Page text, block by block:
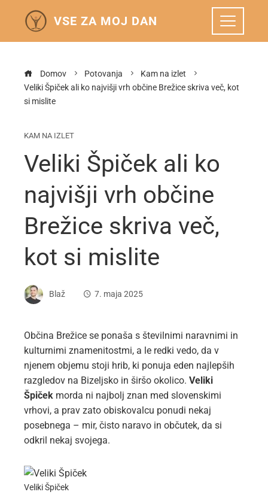
VSE ZA MOJ DAN
Domov Potovanja
Kam na izlet
Veliki Špiček ali ko najvišji vrh občine Brežice skriva več, kot
si mislite
KAM NA IZLET
Veliki Špiček ali ko
najvišji vrh občine
Brežice skriva več,
kot si mislite
Blaž 7. maja 2025
Občina Brežice se ponaša s številnimi naravnimi in
kulturnimi znamenitostmi, a le redki vedo, da v
njenem objemu stoji hrib, ki ponuja eden najlepših
razgledov na Bizeljsko in širšo okolico. Veliki
Špiček morda ni najbolj znan med slovenskimi
vrhovi, a prav zato obiskovalcu ponudi nekaj
posebnega – mir, čisto naravo in občutek, da si
odkril nekaj svojega.
Veliki Špiček